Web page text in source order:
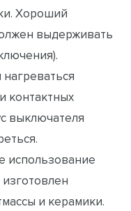
Хороший
выдерживать
контактных
выключателя
использование
и керамики.